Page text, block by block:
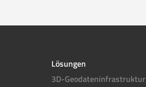
Lösungen
3D-Geodateninfrastruktur